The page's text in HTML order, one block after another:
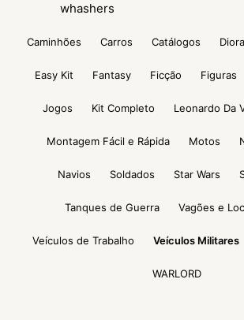
whashers
Caminhões Carros Catálogos
Easy Kit Fantasy Ficção Figuras
Jogos Kit Completo Leonardo Da
Montagem Fácil e Rápida Motos
Navios Soldados Star Wars
Tanques de Guerra Vagões e
Veículos de Trabalho Veículos Militares
WARLORD